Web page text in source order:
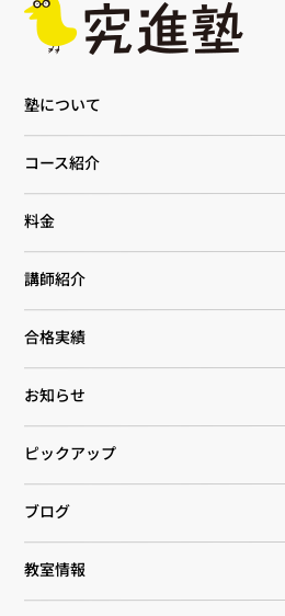
塾について
コース紹介
料金
講師紹介
合格実績
お知らせ
ピックアップ
ブログ
教室情報